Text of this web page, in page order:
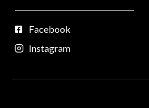
Facebook
Instagram